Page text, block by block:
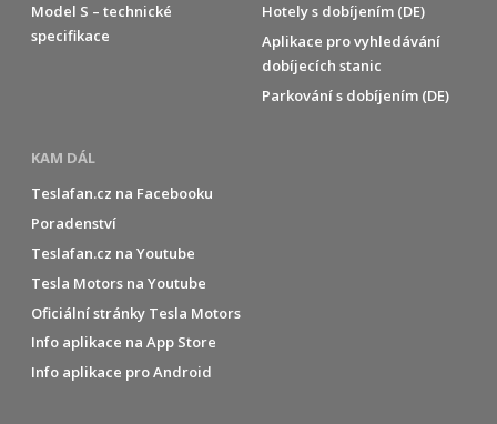
Model S – technické
specifikace
Hotely s dobíjením (DE)
Aplikace pro vyhledávání
dobíjecích stanic
Parkování s dobíjením (DE)
KAM DÁL
Teslafan.cz na Facebooku
Poradenství
Teslafan.cz na Youtube
Tesla Motors na Youtube
Oficiální stránky Tesla Motors
Info aplikace na App Store
Info aplikace pro Android